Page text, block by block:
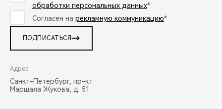
обработки персональных данных*
Согласен на рекламную коммуникацию*
ПОДПИСАТЬСЯ
Адрес:
Санкт-Петербург, пр-кт
Маршала Жукова, д. 51